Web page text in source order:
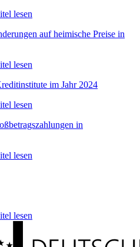
lesen
auf heimische Preise in
lesen
im Jahr 2024
lesen
in
lesen
lesen